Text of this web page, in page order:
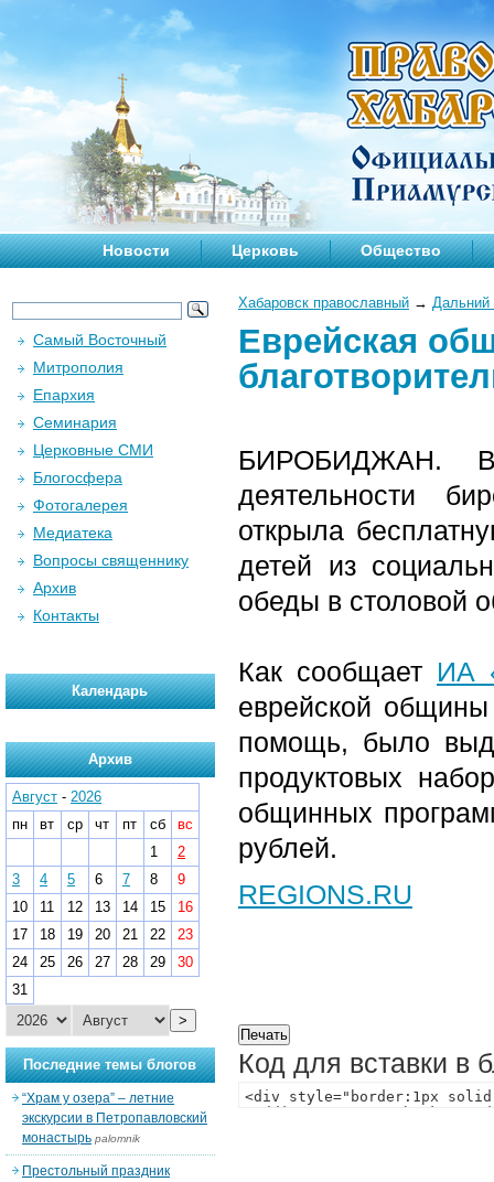
Новости Церковь Общество
Хабаровск православный → Дальний
Еврейская
БИРОБИДЖАН. В
деятельности
открыла
детей из
обеды в столовой
Как сообщает ИА
еврейской
помощь, было
продуктовых
общинных
рублей.
REGIONS.RU
Код для вставки в
Самый Восточный
Митрополия
Епархия
Семинария
Церковные СМИ
Блогосфера
Фотогалерея
Медиатека
Вопросы священнику
Архив
Контакты
Календарь
Архив
Август - 2026
пн
вт ср чт пт сб
вс
1
2
3
4 5 6 7 8
9
10
11 12 13 14 15
16
17
18 19 20 21 22
23
24
25 26 27 28 29
30
31
>
Последние темы блогов
“Храм у озера” – летние
экскурсии в Петропавловский
монастырь palomnik
Престольный праздник